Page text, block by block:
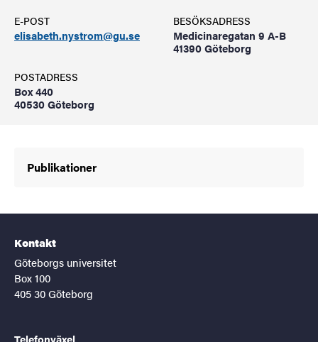
E-POST
elisabeth.nystrom@gu.se
BESÖKSADRESS
Medicinaregatan 9 A-B
41390 Göteborg
POSTADRESS
Box 440
40530 Göteborg
Publikationer
Kontakt
Göteborgs universitet
Box 100
405 30 Göteborg
Telefonväxel